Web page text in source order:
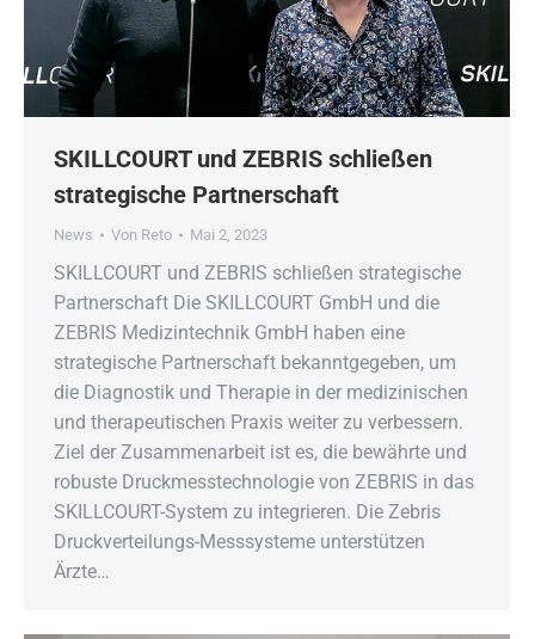
SKILLCOURT und ZEBRIS schließen
strategische Partnerschaft
News Von Reto Mai 2, 2023
SKILLCOURT und ZEBRIS schließen strategische
Partnerschaft Die SKILLCOURT GmbH und die
ZEBRIS Medizintechnik GmbH haben eine
strategische Partnerschaft bekanntgegeben, um
die Diagnostik und Therapie in der medizinischen
und therapeutischen Praxis weiter zu verbessern.
Ziel der Zusammenarbeit ist es, die bewährte und
robuste Druckmesstechnologie von ZEBRIS in das
SKILLCOURT-System zu integrieren. Die Zebris
Druckverteilungs-Messsysteme unterstützen
Ärzte…